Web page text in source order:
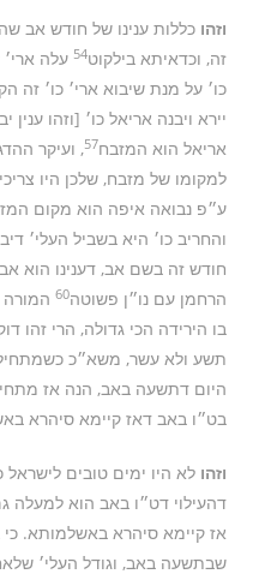
וזהוכללות ענינו של חודש אב
זה, וכדאיתא בילקוט54 עלה
כו׳ על מנת שיבוא ארי׳ כו׳ זה
יירא ויבנה אריאל כו׳ [וזהו
אריאל הוא המזבח57, ועיקר
למקומו של מזבח, שלכן היו
ע״פ נבואה איפה הוא מקום
והחריב כו׳ היא בשביל העלי׳
חודש זה בשם אב, דענינו הוא
הרחמן עם נו״ן פשוטה60
בו הירידה הכי גדולה, הרי זהו
תשע ולא עשר, משא״כ
היום דתשעה באב, הנה אז
בט״ו באב דאז קיימא סיהרא
וזהולא היו ימים טובים
דהעילוי דט״ו באב הוא למעלה
אז קיימא סיהרא באשלמותא.
שבתשעה באב, וגודל העלי׳